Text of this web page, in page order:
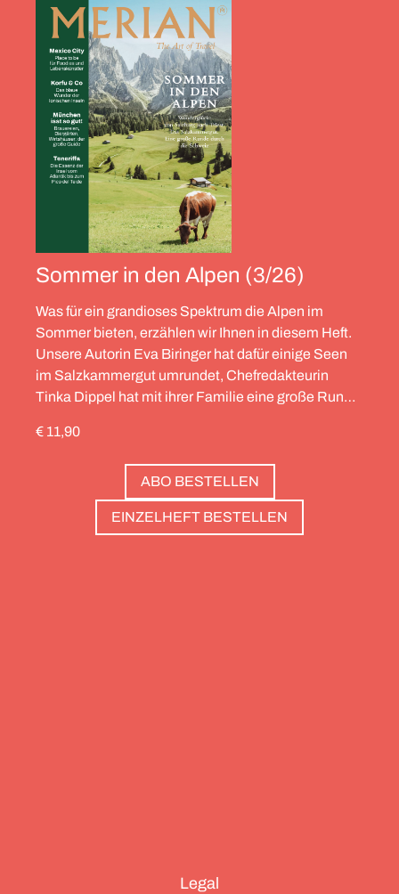
Sommer in den Alpen (3/26)
Was für ein grandioses Spektrum die Alpen im
Sommer bieten, erzählen wir Ihnen in diesem Heft.
Unsere Autorin Eva Biringer hat dafür einige Seen
im Salzkammergut umrundet, Chefredakteurin
Tinka Dippel hat mit ihrer Familie eine große Runde
Helfrich ist über viele Gipfel gegangen – von
Salzburg bis nach Triest. Und die Redaktion hat
zwölf Hotels gesammelt, die zweierlei gemeinsam
haben: Sie sind die perfekte Basis, um Gipfel zu
stürmen. Und sie haben wunderschöne Pools, um
€ 11,90
ABO BESTELLEN
EINZELHEFT BESTELLEN
Legal